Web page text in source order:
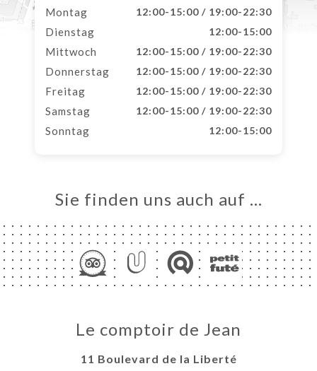
Montag 12:00-15:00 / 19:00-22:30
Dienstag 12:00-15:00
Mittwoch 12:00-15:00 / 19:00-22:30
Donnerstag 12:00-15:00 / 19:00-22:30
Freitag 12:00-15:00 / 19:00-22:30
Samstag 12:00-15:00 / 19:00-22:30
Sonntag 12:00-15:00
Sie finden uns auch auf …
Le comptoir de Jean
11 Boulevard de la Liberté